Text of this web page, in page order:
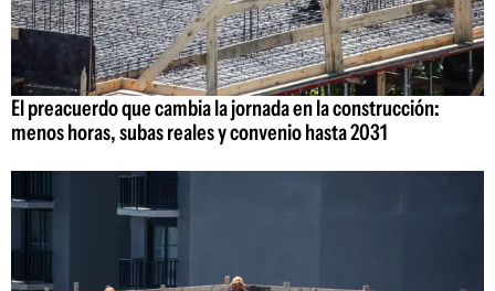
El preacuerdo que cambia la jornada en la construcción:
menos horas, subas reales y convenio hasta 2031